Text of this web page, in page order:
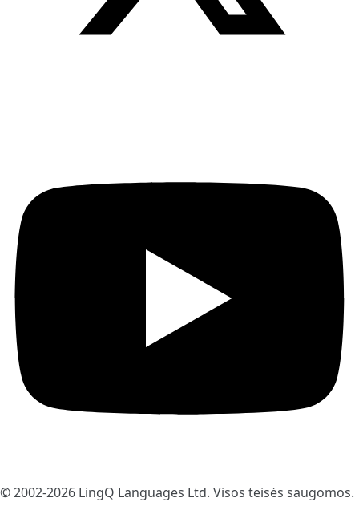
© 2002-2026 LingQ Languages Ltd. Visos teisės saugomos.